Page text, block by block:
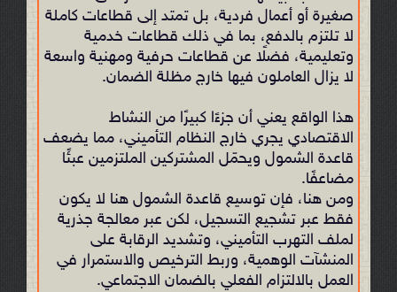
صغيرة أو أعمال فردية، بل تمتد إلى قطاعات كاملة
لا تلتزم بالدفع، بما في ذلك قطاعات خدمية
وتعليمية، فضلًا عن قطاعات حرفية ومهنية واسعة
لا يزال العاملون فيها خارج مظلة الضمان.
هذا الواقع يعني أن جزءًا كبيرًا من النشاط
الاقتصادي يجري خارج النظام التأميني، مما يضعف
قاعدة الشمول ويحمّل المشتركين الملتزمين عبئًا
مضاعفًا.
ومن هنا، فإن توسيع قاعدة الشمول هنا لا يكون
فقط عبر تشجيع التسجيل، لكن عبر معالجة جذرية
لملف التهرب التأميني، وتشديد الرقابة على
المنشآت الوهمية، وربط الترخيص والاستمرار في
العمل بالالتزام الفعلي بالضمان الاجتماعي.